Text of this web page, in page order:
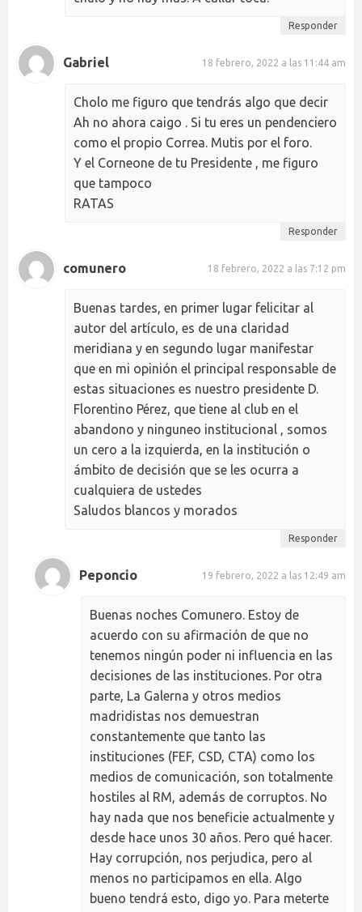
Responder
Gabriel 18 febrero, 2022 a las 11:44 am
Cholo me figuro que tendrás algo que decir
Ah no ahora caigo . Si tu eres un pendenciero
como el propio Correa. Mutis por el foro.
Y el Corneone de tu Presidente , me figuro
que tampoco
RATAS
Responder
comunero 18 febrero, 2022 a las 7:12 pm
Buenas tardes, en primer lugar felicitar al
autor del artículo, es de una claridad
meridiana y en segundo lugar manifestar
que en mi opinión el principal responsable de
estas situaciones es nuestro presidente D.
Florentino Pérez, que tiene al club en el
abandono y ninguneo institucional , somos
un cero a la izquierda, en la institución o
ámbito de decisión que se les ocurra a
cualquiera de ustedes
Saludos blancos y morados
Responder
Peponcio 19 febrero, 2022 a las 12:49 am
Buenas noches Comunero. Estoy de
acuerdo con su afirmación de que no
tenemos ningún poder ni influencia en las
decisiones de las instituciones. Por otra
parte, La Galerna y otros medios
madridistas nos demuestran
constantemente que tanto las
instituciones (FEF, CSD, CTA) como los
medios de comunicación, son totalmente
hostiles al RM, además de corruptos. No
hay nada que nos beneficie actualmente y
desde hace unos 30 años. Pero qué hacer.
Hay corrupción, nos perjudica, pero al
menos no participamos en ella. Algo
bueno tendrá esto, digo yo. Para meterte